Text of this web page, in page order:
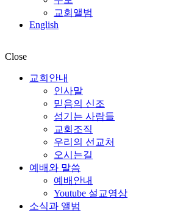
교회앨범
English
Close
교회안내
인사말
믿음의 신조
섬기는 사람들
교회조직
우리의 선교처
오시는길
예배와 말씀
예배안내
Youtube 설교영상
소식과 앨범